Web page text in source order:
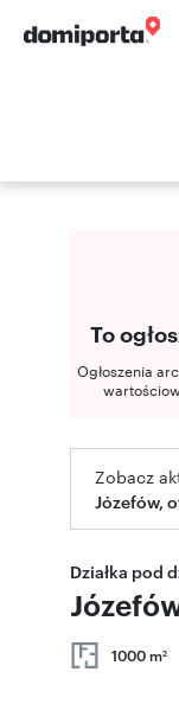
To
Ogłoszenia
Zobacz
Józefów,
Działka pod
1000 m2